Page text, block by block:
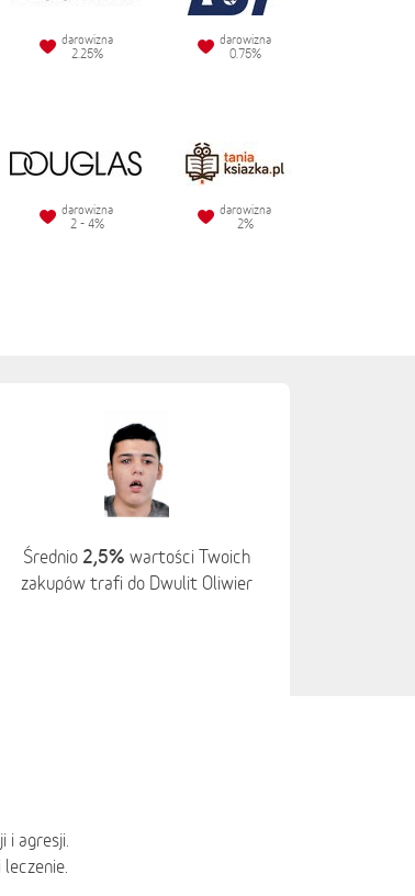
darowizna
2.25%
darowizna
0.75%
darowizna
2 - 4%
darowizna
2%
Średnio 2,5% wartości Twoich
zakupów trafi do Dwulit Oliwier
i agresji.